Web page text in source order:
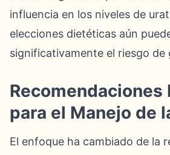
influencia en los niveles de
elecciones dietéticas aún
significativamente el riesgo de
Recomendaciones
para el Manejo de
El enfoque ha cambiado de la